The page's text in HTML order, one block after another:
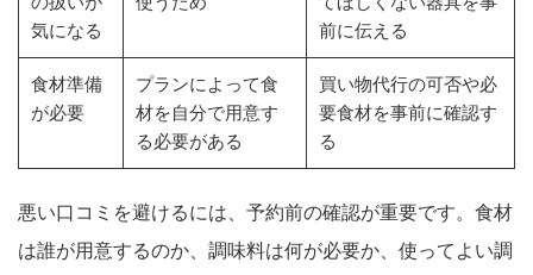
気になる
前に伝える
食材準備
が必要
プランによって食
材を自分で用意す
る必要がある
買い物代行の可否や必
要食材を事前に確認す
る
悪い口コミを避けるには、予約前の確認が重要です。食材
は誰が用意するのか、調味料は何が必要か、使ってよい調